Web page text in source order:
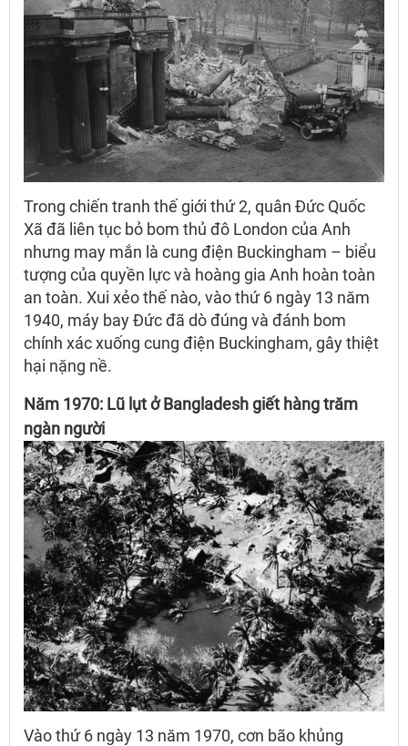
Trong chiến tranh thế giới thứ 2, quân Đức Quốc
Xã đã liên tục bỏ bom thủ đô London của Anh
nhưng may mắn là cung điện Buckingham – biểu
tượng của quyền lực và hoàng gia Anh hoàn toàn
an toàn. Xui xẻo thế nào, vào thứ 6 ngày 13 năm
1940, máy bay Đức đã dò đúng và đánh bom
chính xác xuống cung điện Buckingham, gây thiệt
hại nặng nề.
Năm 1970: Lũ lụt ở Bangladesh giết hàng trăm
ngàn người
Vào thứ 6 ngày 13 năm 1970, cơn bão khủng